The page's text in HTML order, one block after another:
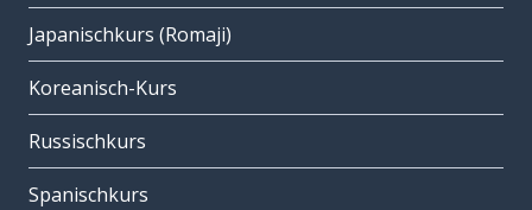
Japanischkurs (Romaji)
Koreanisch-Kurs
Russischkurs
Spanischkurs